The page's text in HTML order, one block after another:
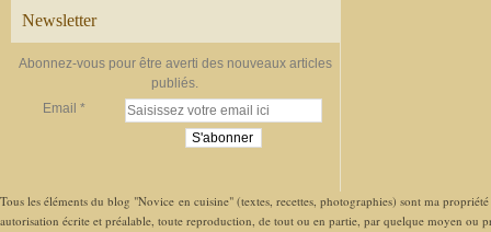
Newsletter
Abonnez-vous pour être averti des nouveaux articles
publiés.
Email
Tous les éléments du blog "Novice en cuisine" (textes, recettes, photographies) sont ma
autorisation écrite et préalable, toute reproduction, de tout ou en partie, par quelque moyen ou